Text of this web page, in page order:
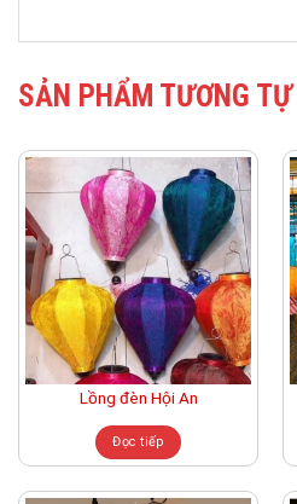
SẢN PHẨM TƯƠNG TỰ
Lồng đèn Hội An
Đọc tiếp